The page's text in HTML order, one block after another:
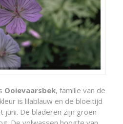
Ooievaarsbek, familie van de
is lilablauw en de bloeitijd
juni. De bladeren zijn groen